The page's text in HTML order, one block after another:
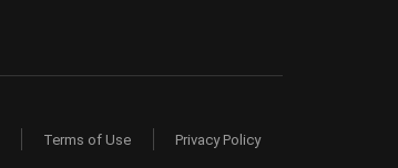
Terms of Use Privacy Policy